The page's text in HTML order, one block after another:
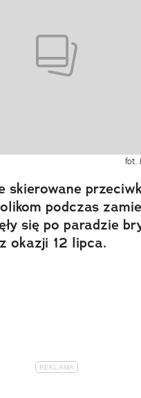
fot.
skierowane
podczas
się po paradzie
okazji 12 lipca.